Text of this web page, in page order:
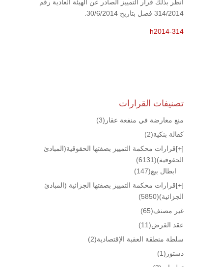
انظر بذلك قرار التمييز الصادر عن الهيئة العادية رقم
314/2014 فصل بتاريخ 30/6/2014.
h2014-314
تصنيفات القرارات
منع معارضة في منفعة عقار (3)
كفالة بنكية(2)
[+]قرارات محكمة التمييز بصفتها الحقوقية(المبادئ
الحقوقية)(6131)
ابطال بيع(147)
[+]قرارات محكمة التمييز بصفتها الجزائية (المبادئ
الجزائية)(5850)
غير مصنف(65)
عقد القرض(11)
سلطة منطقة العقبة الإقتصادية(2)
دستور (1)